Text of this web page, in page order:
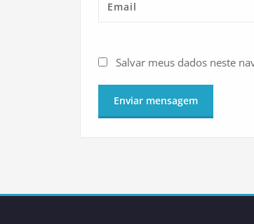
Salvar meus dados neste